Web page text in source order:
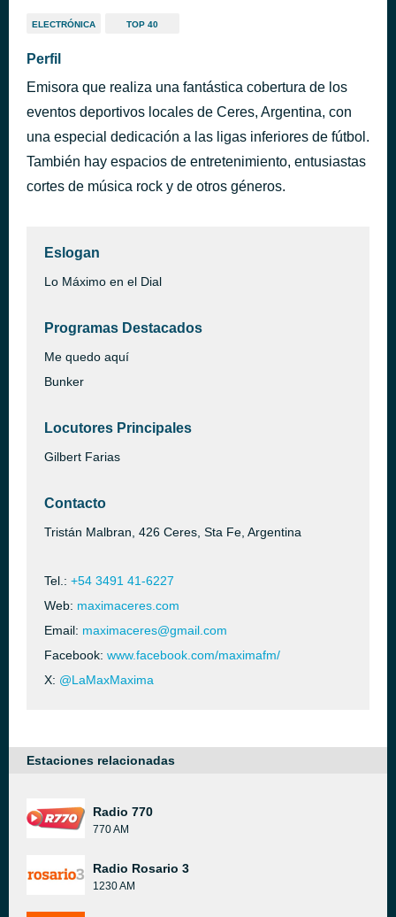
12 to 12
Roots
Calum Scott
Amor
hace 57 minutos
ELECTRÓNICA TOP 40
Perfil
Emisora que realiza una fantástica cobertura de los
eventos deportivos locales de Ceres, Argentina, con
una especial dedicación a las ligas inferiores de fútbol.
También hay espacios de entretenimiento, entusiastas
cortes de música rock y de otros géneros.
Eslogan
Lo Máximo en el Dial
Programas Destacados
Me quedo aquí
Bunker
Locutores Principales
Gilbert Farias
Contacto
Tristán Malbran, 426 Ceres, Sta Fe, Argentina
Tel.: +54 3491 41-6227
Web: maximaceres.com
Email: maximaceres@gmail.com
Facebook: www.facebook.com/maximafm/
X: @LaMaxMaxima
Estaciones relacionadas
Radio 770
770 AM
Radio Rosario 3
1230 AM